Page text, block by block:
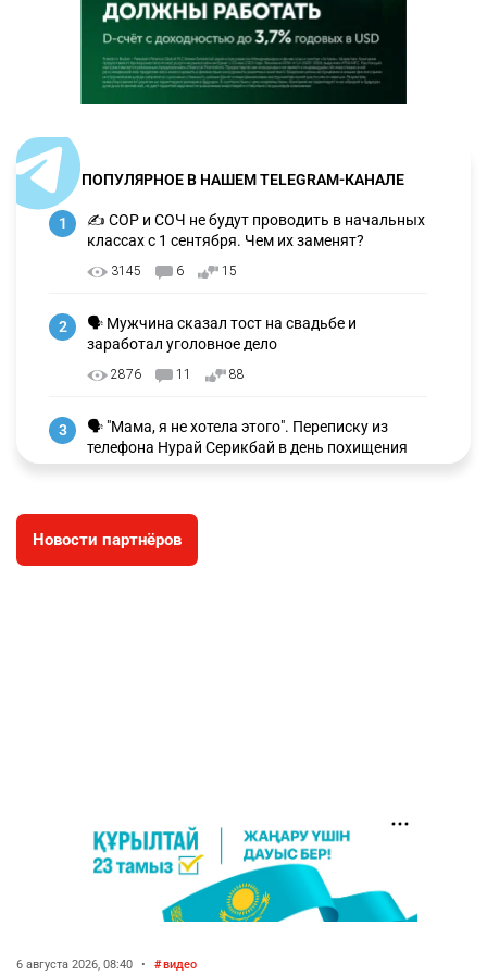
ПОПУЛЯРНОЕ В НАШЕМ TELEGRAM-КАНАЛЕ
1
✍️ СОР и СОЧ не будут проводить в начальных
классах с 1 сентября. Чем их заменят?
3145 6 15
2
🗣 Мужчина сказал тост на свадьбе и
заработал уголовное дело
2876 11 88
3
🗣 "Мама, я не хотела этого". Переписку из
телефона Нурай Серикбай в день похищения
зачитали в суде
⚠️ Доброе утро, друзья! Предлагаем обзор
главных новостей за 4 августа
2715 2 39
🚗 Казахстанцев убедили оформить
автокредиты за вознаграждение
Новости партнёров
6 августа 2026, 08:40 • видео